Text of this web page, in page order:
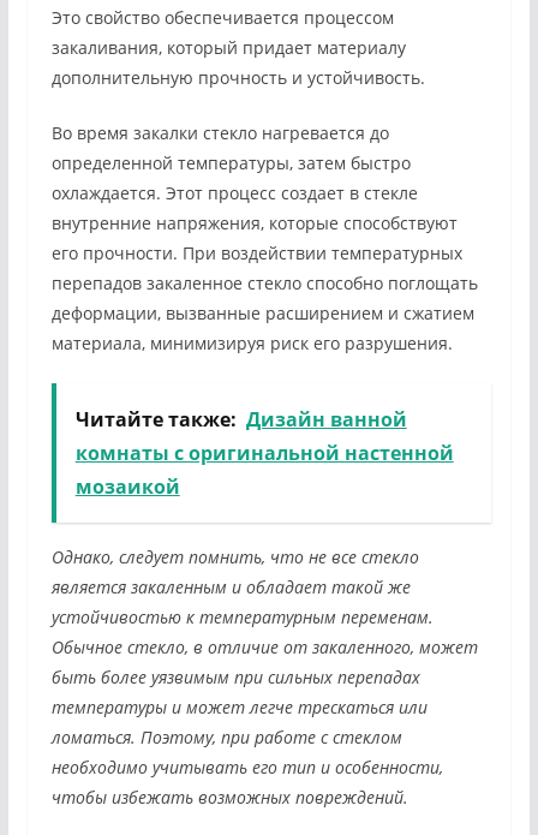
Это свойство обеспечивается процессом
закаливания, который придает материалу
дополнительную прочность и устойчивость.
Во время закалки стекло нагревается до
определенной температуры, затем быстро
охлаждается. Этот процесс создает в стекле
внутренние напряжения, которые способствуют
его прочности. При воздействии температурных
перепадов закаленное стекло способно поглощать
деформации, вызванные расширением и сжатием
материала, минимизируя риск его разрушения.
Читайте также: Дизайн ванной
комнаты с оригинальной настенной
мозаикой
Однако, следует помнить, что не все стекло
является закаленным и обладает такой же
устойчивостью к температурным переменам.
Обычное стекло, в отличие от закаленного, может
быть более уязвимым при сильных перепадах
температуры и может легче трескаться или
ломаться. Поэтому, при работе с стеклом
необходимо учитывать его тип и особенности,
чтобы избежать возможных повреждений.